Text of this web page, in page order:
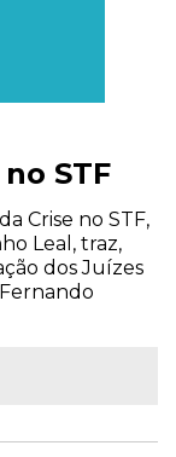
STF
Crise no STF,
Leal, traz,
dos Juízes